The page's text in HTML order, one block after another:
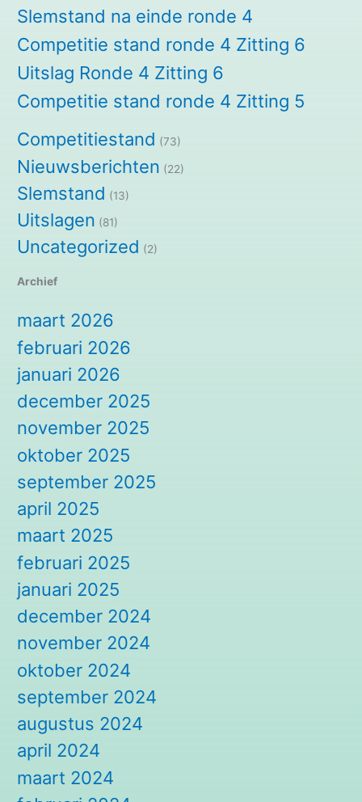
Slemstand na einde ronde 4
Competitie stand ronde 4 Zitting 6
Uitslag Ronde 4 Zitting 6
Competitie stand ronde 4 Zitting 5
Competitiestand (73)
Nieuwsberichten (22)
Slemstand (13)
Uitslagen (81)
Uncategorized (2)
Archief
maart 2026
februari 2026
januari 2026
december 2025
november 2025
oktober 2025
september 2025
april 2025
maart 2025
februari 2025
januari 2025
december 2024
november 2024
oktober 2024
september 2024
augustus 2024
april 2024
maart 2024